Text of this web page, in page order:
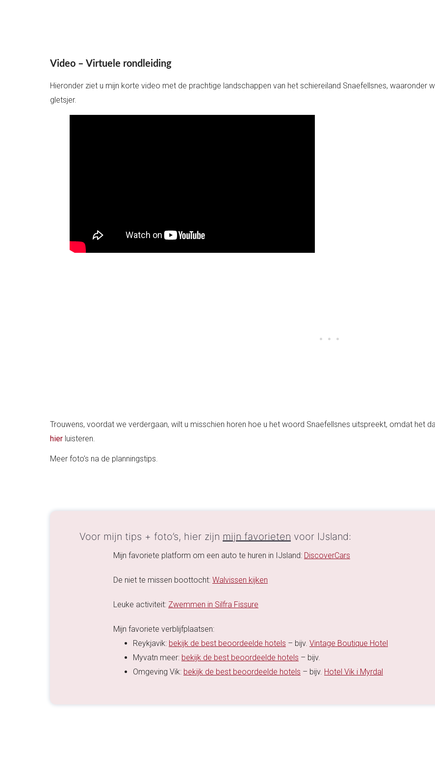
Video – Virtuele rondleiding
Hieronder ziet u mijn korte video met de prachtige landschappen van het schiereiland Snaefellsnes, waaronder
gletsjer.
Trouwens, voordat we verdergaan, wilt u misschien horen hoe u het woord Snaefellsnes uitspreekt, omdat het
hier luisteren.
Meer foto’s na de planningstips.
Voor mijn tips + foto’s, hier zijn mijn favorieten voor IJsland:
Mijn favoriete platform om een auto te huren in IJsland: DiscoverCars
De niet te missen boottocht: Walvissen kijken
Leuke activiteit: Zwemmen in Silfra Fissure
Mijn favoriete verblijfplaatsen:
Reykjavik: bekijk de best beoordeelde hotels – bijv. Vintage Boutique Hotel
Myvatn meer: bekijk de best beoordeelde hotels – bijv.
Omgeving Vik: bekijk de best beoordeelde hotels – bijv. Hotel Vik i Myrdal